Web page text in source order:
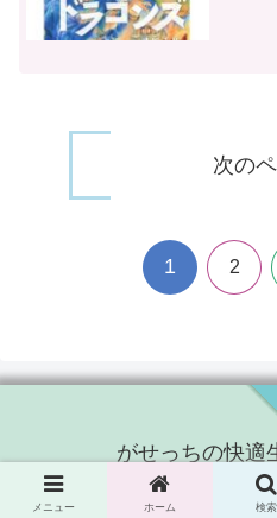
次の
1 2
がせっちの快適
© 2024 がせっちの
メニュー ホーム 検索